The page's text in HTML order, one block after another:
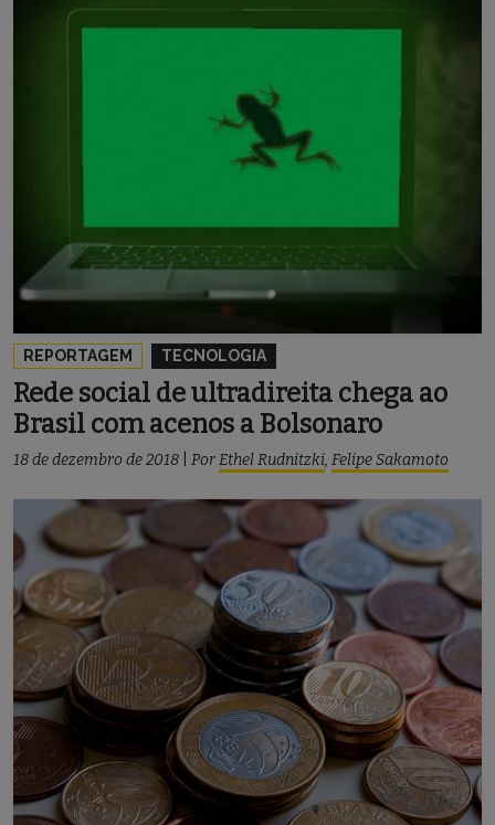
REPORTAGEM TECNOLOGIA
Rede social de ultradireita chega ao
Brasil com acenos a Bolsonaro
18 de dezembro de 2018 PorEthel Rudnitzki, Felipe Sakamoto